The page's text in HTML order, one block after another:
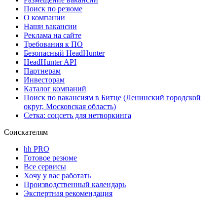
Поиск по резюме
О компании
Наши вакансии
Реклама на сайте
Требования к ПО
Безопасный HeadHunter
HeadHunter API
Партнерам
Инвесторам
Каталог компаний
Поиск по вакансиям в Битце (Ленинский городской
округ, Московская область)
Сетка: соцсеть для нетворкинга
Соискателям
hh PRO
Готовое резюме
Все сервисы
Хочу у вас работать
Производственный календарь
Экспертная рекомендация